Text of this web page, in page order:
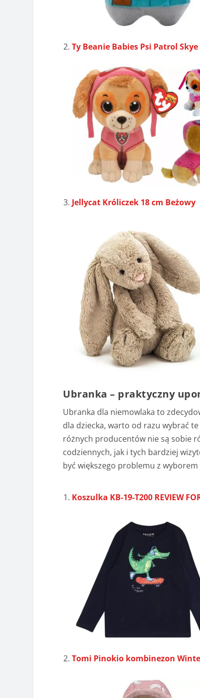
Ty Beanie Babies Psi Patrol Skye
Jellycat Króliczek 18 cm Beżowy
Ubranka – praktyczny
Ubranka dla niemowlaka to
dla dziecka, warto od razu wybrać
różnych producentów nie są sobie
codziennych, jak i tych bardziej
być większego problemu z
Koszulka KB-19-T200 REVIEW
Tomi Pinokio kombinezon